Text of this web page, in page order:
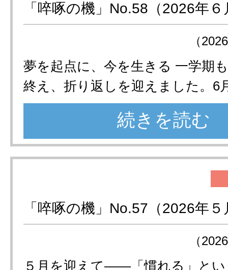
「啐啄の機」No.58（2026年
（
夢を起点に、今を生きる 一学期
終え、折り返しを迎えました。
続きを読む
「啐啄の機」No.57（2026年
（
５月を迎えて——「慣れる」とい